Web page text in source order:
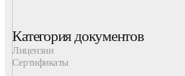
Категория документов
Лицензии
Сертификаты